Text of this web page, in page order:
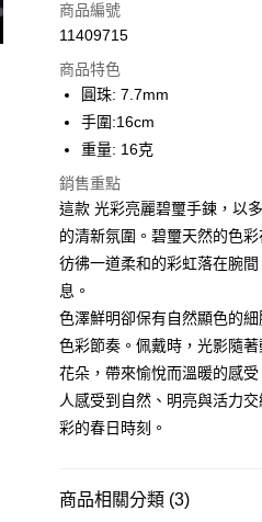
合作金庫商業銀行
華南商業銀行
上海商業儲蓄銀行
國泰世華商業銀行
臺灣中小企業銀行
聯邦商業銀行
元大商業銀行
玉山商業銀行
台新國際商業銀行
6 期 0 利率 每期
華南商業銀行
上海商業儲蓄銀行
國泰世華商業銀行
臺灣中小企業銀行
聯邦商業銀行
元大商業銀行
玉山商業銀行
台新國際商業銀行
LINE Pay
Apple Pay
街口支付
悠遊付
ATM付款
運送方式
每筆NT$65，滿NT$1,000(含
台灣-離島宅配
每筆NT$300
美國/加拿大/澳洲/紐西蘭/英國
商品編號
11409715
商品特色
圓珠: 7.7mm
手圍:16cm
重量: 16克
銷售重點
這款 光彩亮麗碧璽手鍊，以
的清新氛圍。碧璽天然的色
彷彿一道柔和的彩虹落在腕
息。
色澤鮮明卻保有自然顯色的
色彩節奏。佩戴時，光影隨
花朵，帶來愉悅而溫暖的感
人感受到自然、明亮與活力
彩的春日時刻。
商品相關分類 (3)